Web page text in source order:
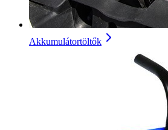
Akkumulátortöltők